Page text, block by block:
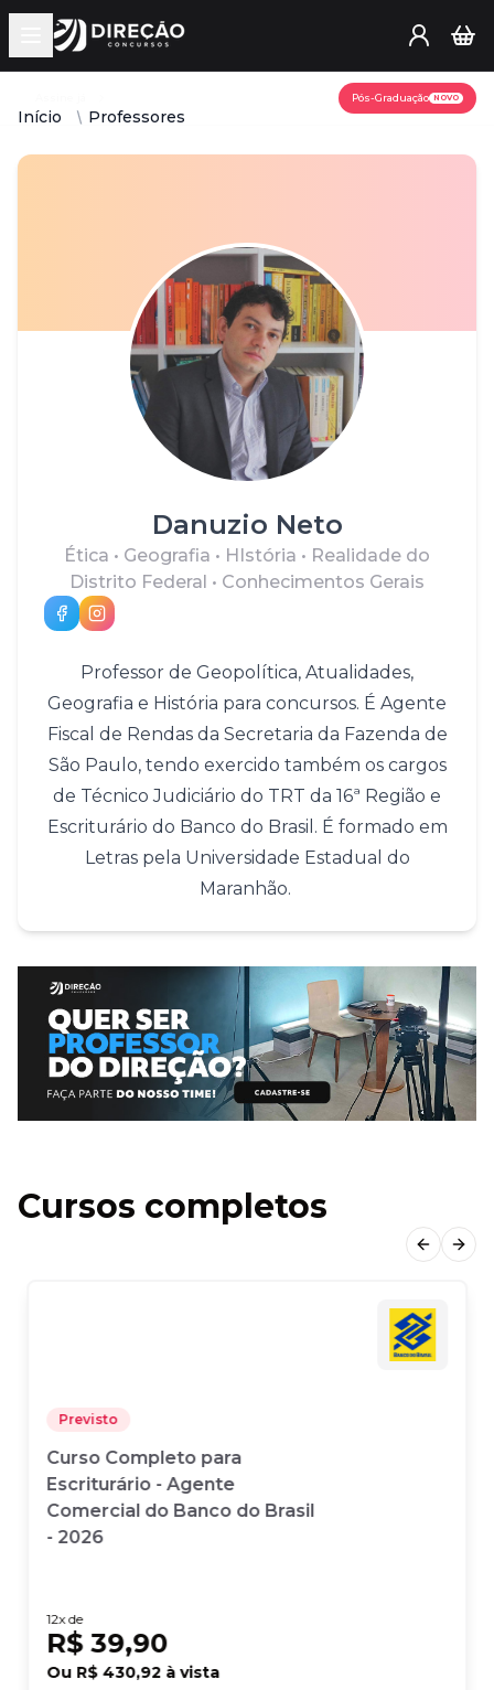
Open main menu
Pós-Graduação NOVO
Início Professores
Danuzio Neto
Ética • Geografia • HIstória • Realidade do
Distrito Federal • Conhecimentos Gerais
Professor de Geopolítica, Atualidades,
Geografia e História para concursos. É Agente
Fiscal de Rendas da Secretaria da Fazenda de
São Paulo, tendo exercido também os cargos
de Técnico Judiciário do TRT da 16ª Região e
Escriturário do Banco do Brasil. É formado em
Letras pela Universidade Estadual do
Maranhão.
Cursos completos
Previsto
Curso Completo para
Escriturário - Agente
Comercial do Banco do Brasil
- 2026
12x de
R$ 39,90
Ou R$ 430,92 à vista